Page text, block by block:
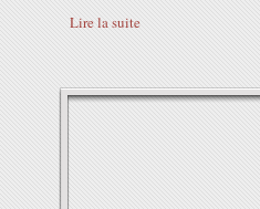
Lire la suite